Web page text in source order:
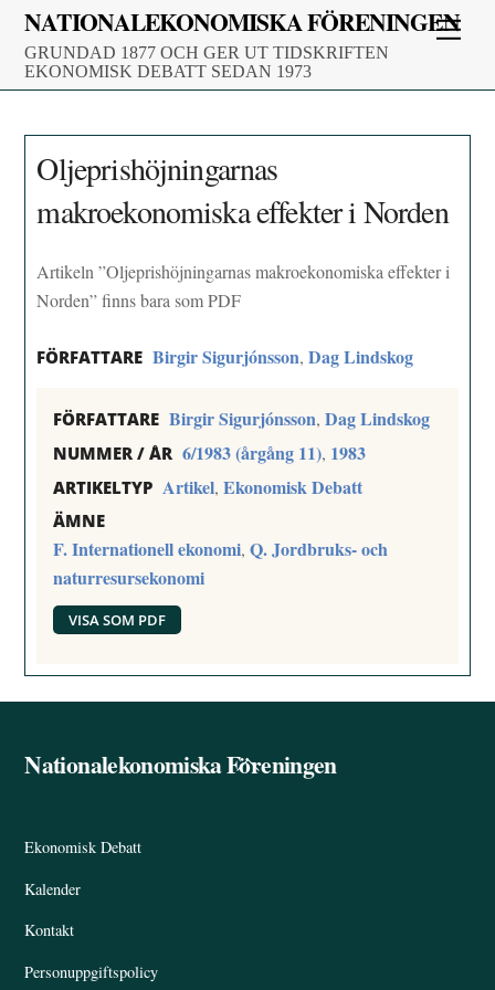
Skip
content
NATIONALEKONOMISKA FÖRENINGEN
GRUNDAD 1877 OCH GER UT TIDSKRIFTEN
EKONOMISK DEBATT SEDAN 1973
Oljeprishöjningarnas
makroekonomiska effekter i Norden
Artikeln ”Oljeprishöjningarnas makroekonomiska effekter i
Norden” finns bara som PDF
FÖRFATTARE Birgir Sigurjónsson,Dag Lindskog
FÖRFATTARE Birgir Sigurjónsson,Dag Lindskog
NUMMER / ÅR 6/1983 (årgång 11), 1983
ARTIKELTYP Artikel,Ekonomisk Debatt
ÄMNE
F. Internationell ekonomi,Q. Jordbruks- och
naturresursekonomi
VISA SOM PDF
Back
Nationalekonomiska Föreningen
Ekonomisk Debatt
Kalender
Kontakt
Personuppgiftspolicy